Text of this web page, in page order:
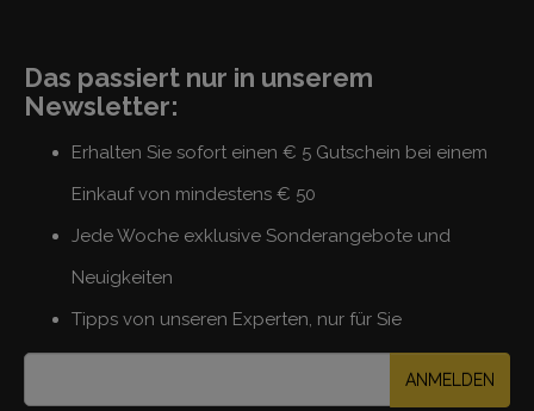
Das passiert nur in unserem
Newsletter:
Erhalten Sie sofort einen € 5 Gutschein bei einem
Einkauf von mindestens € 50
Jede Woche exklusive Sonderangebote und
Neuigkeiten
Tipps von unseren Experten, nur für Sie
ANMELDEN